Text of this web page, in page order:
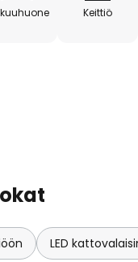
Keittiö
LED